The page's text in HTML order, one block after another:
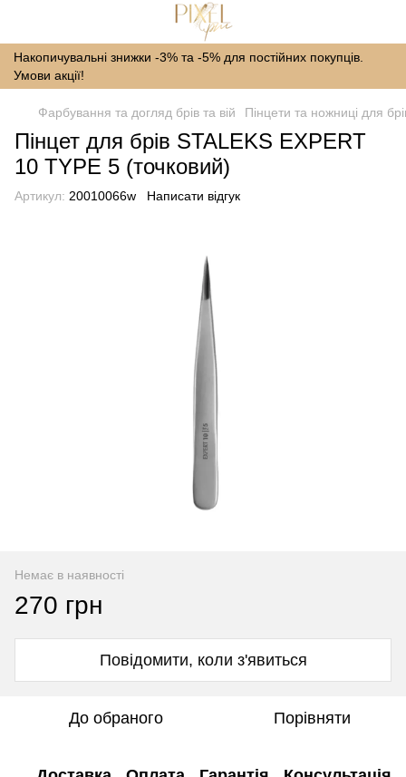
Накопичувальні знижки -3% та -5% для постійних покупців.
Умови акції!
Фарбування та догляд брів та вій Пінцети та ножниці для
Пінцет для брів STALEKS EXPERT
10 TYPE 5 (точковий)
Артикул: 20010066w Написати відгук
Немає в наявності
270 грн
Повідомити, коли з'явиться
До обраного Порівняти